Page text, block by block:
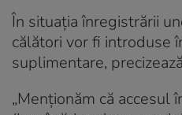
În situaţia înregistrării
călători vor fi introduse
suplimentare,
„Menţionăm că accesul